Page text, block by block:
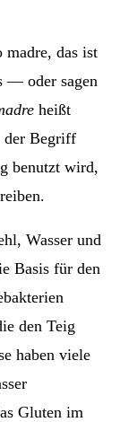
das ist
— oder sagen
heißt
der Begriff
benutzt wird,
Wasser und
Basis für den
den Teig
haben viele
Gluten im